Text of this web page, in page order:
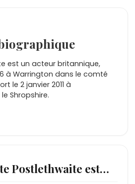
est un acteur britannique,
à Warrington dans le comté
le 2 janvier 2011 à
Shropshire.
Postlethwaite est…